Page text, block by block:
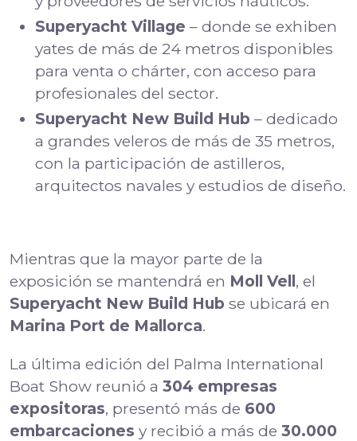
Superyacht Village – donde se exhiben
yates de más de 24 metros disponibles
para venta o chárter, con acceso para
profesionales del sector.
Superyacht New Build Hub – dedicado
a grandes veleros de más de 35 metros,
con la participación de astilleros,
arquitectos navales y estudios de diseño.
Mientras que la mayor parte de la
exposición se mantendrá en Moll Vell, el
Superyacht New Build Hub se ubicará en
Marina Port de Mallorca.
La última edición del Palma International
Boat Show reunió a 304 empresas
expositoras, presentó más de 600
embarcaciones y recibió a más de 30.000